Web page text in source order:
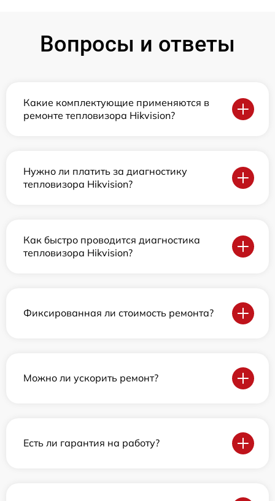
Вопросы и ответы
Какие комплектующие применяются в
ремонте тепловизора Hikvision?
Нужно ли платить за диагностику
тепловизора Hikvision?
Как быстро проводится диагностика
тепловизора Hikvision?
Фиксированная ли стоимость ремонта?
Можно ли ускорить ремонт?
Есть ли гарантия на работу?